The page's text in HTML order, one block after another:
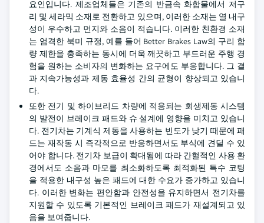
요인입니다. 제조업체들은 기존의 반금속 화합물에서 저구
리 및 세라믹 소재로 전환하고 있으며, 이러한 소재는 열 내구
성이 우수하고 먼지와 소음이 적습니다. 이러한 친환경 소재
는 엄격한 북미 규정, 예를 들어 Better Brakes Law의 구리 함
량 제한을 충족하는 동시에 더욱 깨끗하고 부드러운 주행 경
험을 원하는 소비자의 변화하는 요구에도 부응합니다. 그 결
과 지속가능성과 제동 효율성 간의 균형이 향상되고 있습니
다.
또한 전기 및 하이브리드 차량에 적용되는 회생제동 시스템
의 발전이 브레이크 패드와 슈 설계에 영향을 미치고 있습니
다. 전기차는 기계식 제동을 사용하는 빈도가 낮기 때문에 패
드는 재작동 시 즉각적으로 반응하면서도 부식에 견딜 수 있
어야 합니다. 전기차 보급이 확대됨에 따라 간헐적인 사용 환
경에서도 소음과 마모를 최소화하도록 최적화된 특수 코팅
을 적용한 내구성 높은 패드에 대한 수요가 증가하고 있습니
다. 이러한 변화는 편안함과 안전성을 유지하면서 전기차를
지원할 수 있도록 기본적인 브레이크 패드가 재설계되고 있
음을 보여줍니다.